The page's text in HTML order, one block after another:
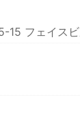
15 フェイスビ